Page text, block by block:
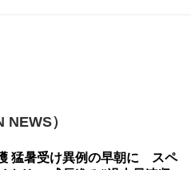
）
猛暑受け異例の早朝に スペ